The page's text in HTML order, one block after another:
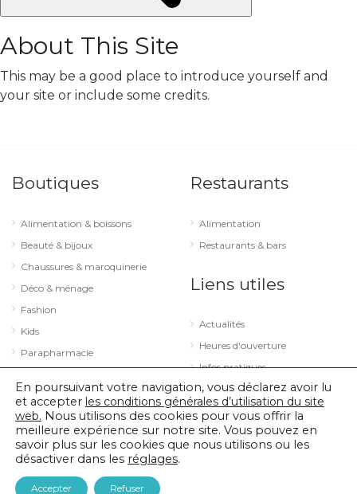
About This Site
This may be a good place to introduce yourself and
your site or include some credits.
Boutiques
Alimentation & boissons
Beauté & bijoux
Chaussures & maroquinerie
Déco & ménage
Fashion
Kids
Parapharmacie
Sport & loisirs
Technologie & optique
Restaurants
Alimentation
Restaurants & bars
Liens utiles
Actualités
Heures d'ouverture
Infos pratiques
© 2026 City Concorde |Mentions légales
En poursuivant votre navigation, vous déclarez avoir lu
et accepter les conditions générales d’utilisation du site
web. Nous utilisons des cookies pour vous offrir la
meilleure expérience sur notre site. Vous pouvez en
savoir plus sur les cookies que nous utilisons ou les
désactiver dans les réglages.
Accepter Refuser